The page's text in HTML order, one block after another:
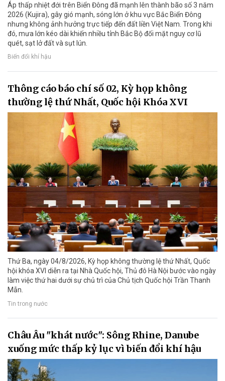
Áp thấp nhiệt đới trên Biển Đông đã mạnh lên thành bão số 3 năm
2026 (Kujira), gây gió mạnh, sóng lớn ở khu vực Bắc Biển Đông
nhưng không ảnh hưởng trực tiếp đến đất liền Việt Nam. Trong khi
đó, mưa lớn kéo dài khiến nhiều tỉnh Bắc Bộ đối mặt nguy cơ lũ
quét, sạt lở đất và sụt lún.
Biến đổi khí hậu
Thông cáo báo chí số 02, Kỳ họp không
thường lệ thứ Nhất, Quốc hội Khóa XVI
Thứ Ba, ngày 04/8/2026, Kỳ họp không thường lệ thứ Nhất, Quốc
hội khóa XVI diễn ra tại Nhà Quốc hội, Thủ đô Hà Nội bước vào ngày
làm việc thứ hai dưới sự chủ trì của Chủ tịch Quốc hội Trần Thanh
Mẫn.
Tin trong nước
Châu Âu "khát nước": Sông Rhine, Danube
xuống mức thấp kỷ lục vì biến đổi khí hậu